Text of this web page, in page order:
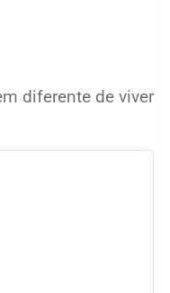
diferente de viver